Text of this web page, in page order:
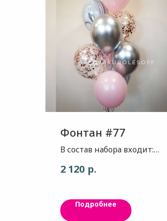
Фонтан #77
В состав набора входит:
цвет черные волны, 2шт
розовый , 3шт Шар хром-
цвет платиновое серебро,
2 120 р.
Подробнее